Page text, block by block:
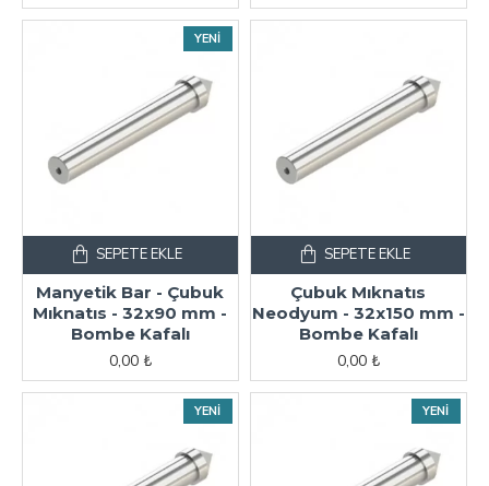
YENI
Manyetik Bar - Çubuk
Mıknatıs - 32x90 mm -
Bombe Kafalı
0,00 ₺
SEPETE EKLE
Çubuk Mıknatıs
Neodyum - 32x150 mm -
Bombe Kafalı
0,00 ₺
SEPETE EKLE
YENI YENI